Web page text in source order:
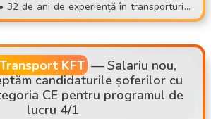
de locuri de muncă nesigure sau de mu
te unei echipe stabile! 📞 Înscriere:
poți veni cu adevărat la o întâlnire per
companiei, în sistem cu șoferi permanenți
AT, DE, NL, SK, CZ
KFT — Salariu nou,
candidaturile șoferilor cu
CE pentru programul de
lucru 4/1